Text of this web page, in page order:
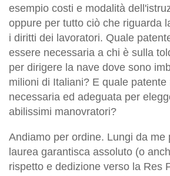
esempio costi e modalità
oppure per tutto ciò che riguarda
i diritti dei lavoratori. Quale
essere necessaria a chi è sulla
per dirigere la nave dove sono
milioni di Italiani? E quale patente
necessaria ed adeguata per
abilissimi manovratori?
Andiamo per ordine. Lungi da me
laurea garantisca assoluto (o
rispetto e dedizione verso la Res